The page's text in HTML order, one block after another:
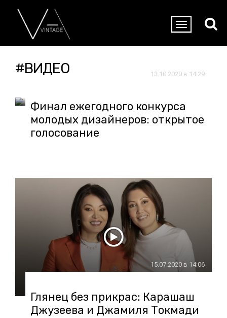
#ВИДЕО 13.10.2020 в 14:29
Финал ежегодного конкурса
молодых дизайнеров: открытое
голосование
15.07.2020 в 14:06
Глянец без прикрас: Карашаш
Джузеева и Джамиля Токмади